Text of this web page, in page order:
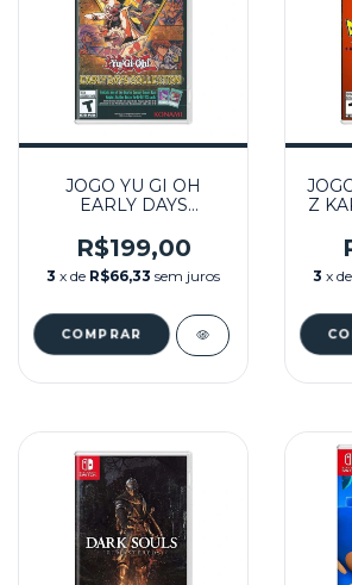
JOGO YU GI OH
EARLY DAYS
SEMINOVO -
NINTENDO SWITCH
R$199,00
3 x de R$66,33 sem juros
Z
3 x de